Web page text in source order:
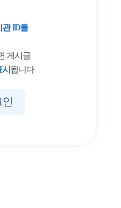
관 ID를
게시글
됩니다.
인